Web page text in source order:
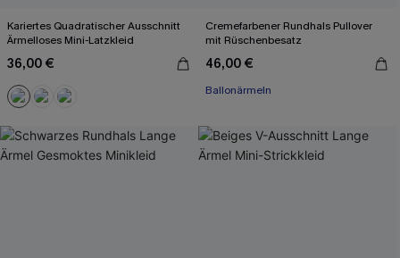
Kariertes Quadratischer Ausschnitt
Ärmelloses Mini-Latzkleid
36,00 €
Cremefarbener Rundhals Pullover
mit Rüschenbesatz
46,00 €
Ballonärmeln